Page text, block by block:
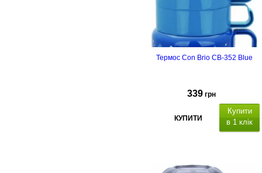
Термос Con Brio CB-352 Blue
339 грн
КУПИТИ
Купити
в 1 клік